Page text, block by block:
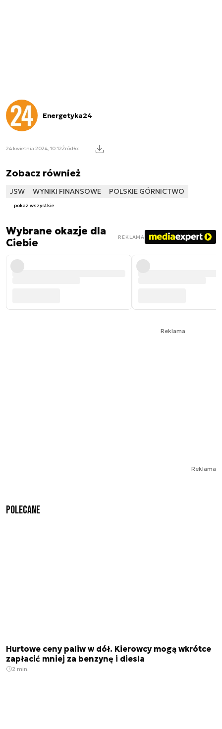
Energetyka24
24 kwietnia 2024, 10:12Źródło:
Zobacz również
JSW WYNIKI FINANSOWE POLSKIE GÓRNICTWO
pokaż wszystkie
Wybrane okazje dla
Ciebie
REKLAMA
Reklama
Reklama
Polecane
Hurtowe ceny paliw w dół. Kierowcy mogą wkrótce
zapłacić mniej za benzynę i diesla
2 min.